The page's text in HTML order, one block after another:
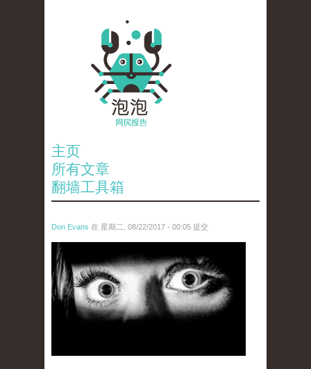
主页
所有文章
翻墙工具箱
Don Evans 在 星期二, 08/22/2017 - 00:05 提交
wechatimg28.jpeg